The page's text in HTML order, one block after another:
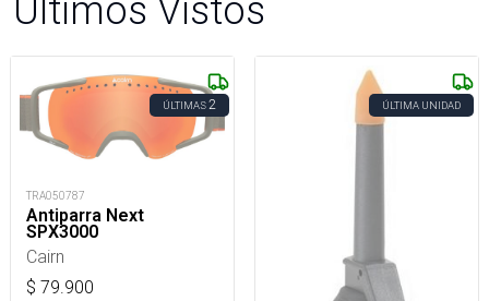
ÚLTIMAS2
TRA050787
Antiparra Next
SPX3000
Cairn
$ 79.900
ÚLTIMA UNIDAD